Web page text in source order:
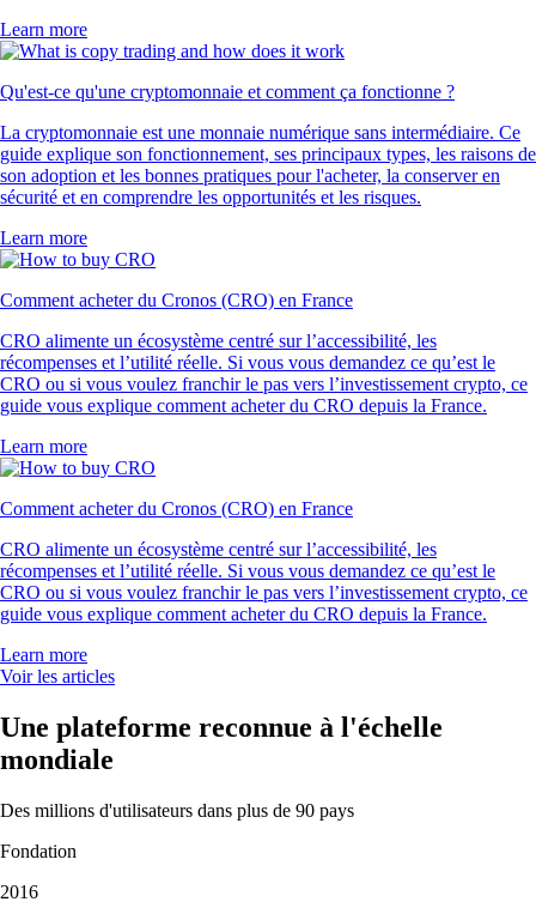
Learn more
Qu'est-ce qu'une cryptomonnaie et comment ça fonctionne ?
La cryptomonnaie est une monnaie numérique sans intermédiaire. Ce
guide explique son fonctionnement, ses principaux types, les raisons de
son adoption et les bonnes pratiques pour l'acheter, la conserver en
sécurité et en comprendre les opportunités et les risques.
Learn more
Comment acheter du Cronos (CRO) en France
CRO alimente un écosystème centré sur l’accessibilité, les
récompenses et l’utilité réelle. Si vous vous demandez ce qu’est le
CRO ou si vous voulez franchir le pas vers l’investissement crypto, ce
guide vous explique comment acheter du CRO depuis la France.
Learn more
Comment acheter du Cronos (CRO) en France
CRO alimente un écosystème centré sur l’accessibilité, les
récompenses et l’utilité réelle. Si vous vous demandez ce qu’est le
CRO ou si vous voulez franchir le pas vers l’investissement crypto, ce
guide vous explique comment acheter du CRO depuis la France.
Learn more
Voir les articles
Une plateforme reconnue à l'échelle
mondiale
Des millions d'utilisateurs dans plus de 90 pays
Fondation
2016